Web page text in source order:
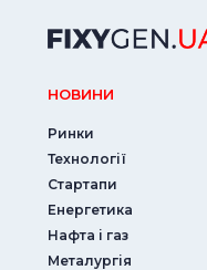
НОВИНИ
Ринки
Технології
Стартапи
Енергетика
Нафта і газ
Металургія